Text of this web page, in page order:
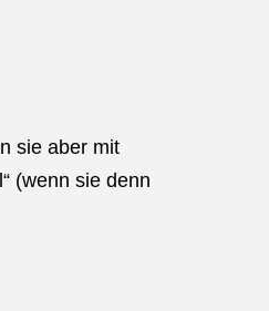
sie aber mit
(wenn sie denn